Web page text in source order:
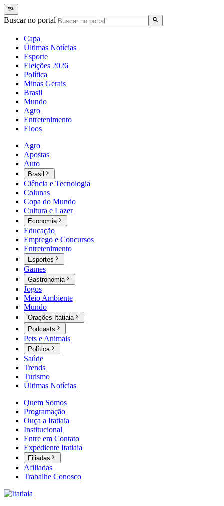
Buscar no portal
Capa
Últimas Notícias
Esporte
Eleições 2026
Política
Minas Gerais
Brasil
Mundo
Agro
Entretenimento
Eloos
Agro
Apostas
Auto
Brasil
Ciência e Tecnologia
Colunas
Copa do Mundo
Cultura e Lazer
Economia
Educação
Emprego e Concursos
Entretenimento
Esportes
Games
Gastronomia
Jogos
Meio Ambiente
Mundo
Orações Itatiaia
Podcasts
Pets e Animais
Política
Saúde
Trends
Turismo
Últimas Notícias
Quem Somos
Programação
Ouça a Itatiaia
Institucional
Entre em Contato
Expediente Itatiaia
Filiadas
Afiliadas
Trabalhe Conosco